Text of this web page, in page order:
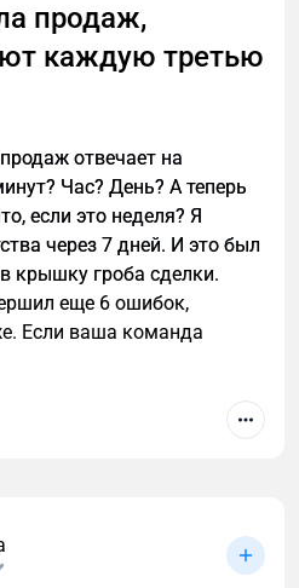
продаж,
каждую третью
отвечает на
Час? День? А теперь
если это неделя? Я
через 7 дней. И это был
крышку гроба сделки.
еще 6 ошибок,
Если ваша команда
них — вы сливаете каждую